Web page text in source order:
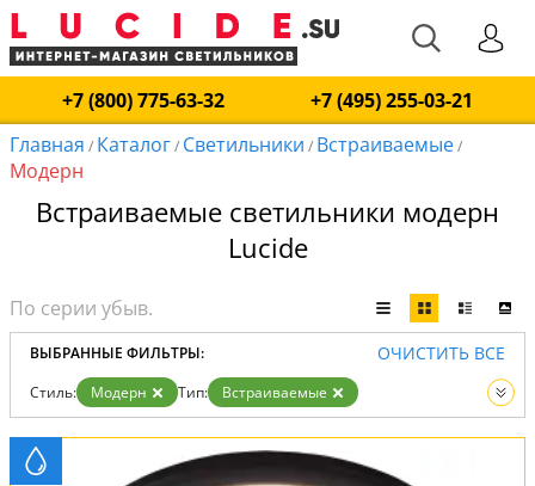
+7 (800) 775-63-32
+7 (495) 255-03-21
Главная / Каталог/ Светильники / Встраиваемые/
Модерн
Встраиваемые светильники модерн
Lucide
ВЫБРАННЫЕ ФИЛЬТРЫ: ОЧИСТИТЬ ВСЕ
Стиль: Модерн Тип:
Встраиваемые
Вид:
Светильники